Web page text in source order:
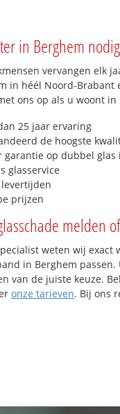
in Berghem
vervangen elk
in héél Noord-
ons op als u woont in
25 jaar ervaring
de hoogste
garantie op dubbel
glasservice
prijzen
melden
weten wij exact
in Berghem
van de juiste keuze.
onze tarieven. Bij ons